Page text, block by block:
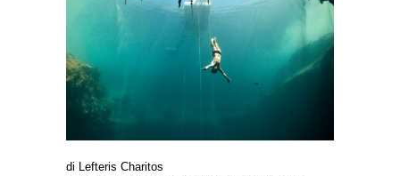
di Lefteris Charitos